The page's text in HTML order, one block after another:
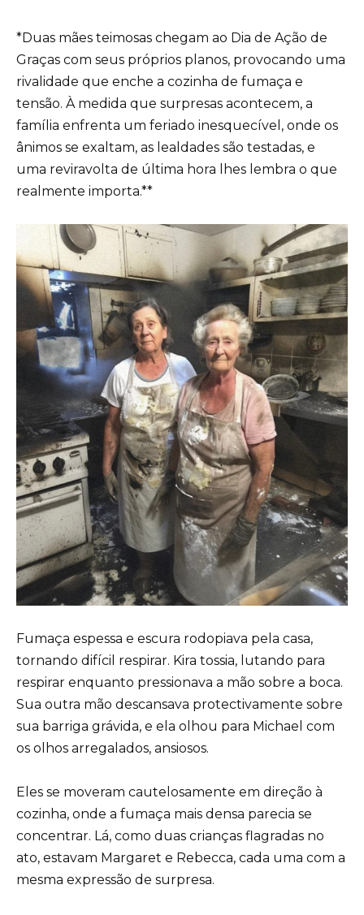
*Duas mães teimosas chegam ao Dia de Ação de
Graças com seus próprios planos, provocando uma
rivalidade que enche a cozinha de fumaça e
tensão. À medida que surpresas acontecem, a
família enfrenta um feriado inesquecível, onde os
ânimos se exaltam, as lealdades são testadas, e
uma reviravolta de última hora lhes lembra o que
realmente importa.**
Fumaça espessa e escura rodopiava pela casa,
tornando difícil respirar. Kira tossia, lutando para
respirar enquanto pressionava a mão sobre a boca.
Sua outra mão descansava protectivamente sobre
sua barriga grávida, e ela olhou para Michael com
os olhos arregalados, ansiosos.
Eles se moveram cautelosamente em direção à
cozinha, onde a fumaça mais densa parecia se
concentrar. Lá, como duas crianças flagradas no
ato, estavam Margaret e Rebecca, cada uma com a
mesma expressão de surpresa.